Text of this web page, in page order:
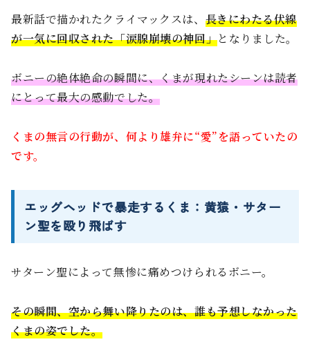
最新話で描かれたクライマックスは、 長きにわたる伏線
が一気に回収された「涙腺崩壊の神回」となりました。
ボニーの絶体絶命の瞬間に、くまが現れたシーンは読者
にとって最大の感動でした。
くまの無言の行動が、何より雄弁に“愛”を語っていたの
です。
エッグヘッドで暴走するくま：黄猿・サター
ン聖を殴り飛ばす
サターン聖によって無惨に痛めつけられるボニー。
その瞬間、空から舞い降りたのは、誰も予想しなかった
くまの姿でした。